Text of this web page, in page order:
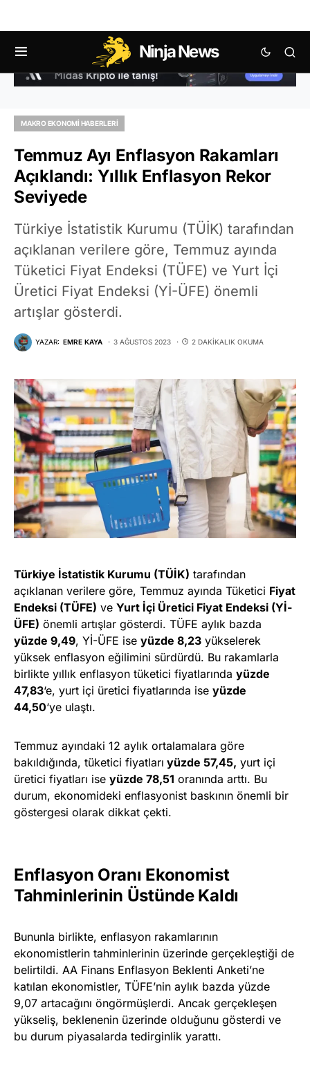
Ninja News
MAKRO EKONOMI HABERLERI
Temmuz Ayı Enflasyon Rakamları
Açıklandı: Yıllık Enflasyon Rekor
Seviyede
Türkiye İstatistik Kurumu (TÜİK) tarafından
açıklanan verilere göre, Temmuz ayında
Tüketici Fiyat Endeksi (TÜFE) ve Yurt İçi
Üretici Fiyat Endeksi (Yİ-ÜFE) önemli
artışlar gösterdi.
YAZAR: EMRE KAYA 3 AĞUSTOS 2023 2 DAKIKALIK OKUMA
Türkiye İstatistik Kurumu (TÜİK) tarafından
açıklanan verilere göre, Temmuz ayında Tüketici Fiyat
Endeksi (TÜFE) ve Yurt İçi Üretici Fiyat Endeksi (Yİ-
ÜFE) önemli artışlar gösterdi. TÜFE aylık bazda
yüzde 9,49, Yİ-ÜFE ise yüzde 8,23 yükselerek
yüksek enflasyon eğilimini sürdürdü. Bu rakamlarla
birlikte yıllık enflasyon tüketici fiyatlarında yüzde
47,83‘e, yurt içi üretici fiyatlarında ise yüzde
44,50‘ye ulaştı.
Temmuz ayındaki 12 aylık ortalamalara göre
bakıldığında, tüketici fiyatları yüzde 57,45, yurt içi
üretici fiyatları ise yüzde 78,51 oranında arttı. Bu
durum, ekonomideki enflasyonist baskının önemli bir
göstergesi olarak dikkat çekti.
Enflasyon Oranı Ekonomist
Tahminlerinin Üstünde Kaldı
Bununla birlikte, enflasyon rakamlarının
ekonomistlerin tahminlerinin üzerinde gerçekleştiği de
belirtildi. AA Finans Enflasyon Beklenti Anketi’ne
katılan ekonomistler, TÜFE’nin aylık bazda yüzde
9,07 artacağını öngörmüşlerdi. Ancak gerçekleşen
yükseliş, beklenenin üzerinde olduğunu gösterdi ve
bu durum piyasalarda tedirginlik yarattı.